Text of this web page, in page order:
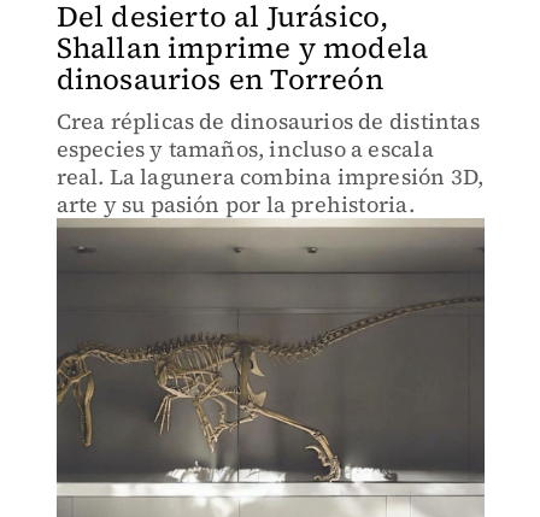
Del desierto al Jurásico,
Shallan imprime y modela
dinosaurios en Torreón
Crea réplicas de dinosaurios de distintas
especies y tamaños, incluso a escala
real. La lagunera combina impresión 3D,
arte y su pasión por la prehistoria.